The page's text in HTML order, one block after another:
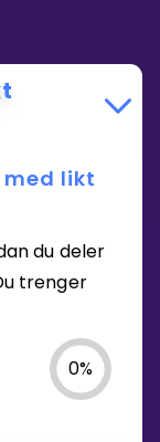
med likt
du deler
trenger
0%